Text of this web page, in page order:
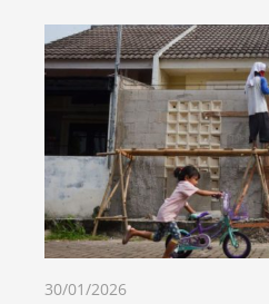
30/01/2026